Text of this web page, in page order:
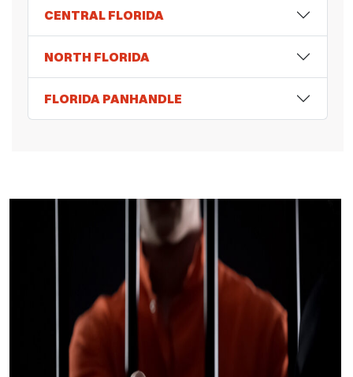
CENTRAL FLORIDA
NORTH FLORIDA
FLORIDA PANHANDLE